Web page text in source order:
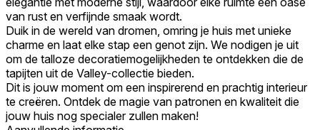
van rust en verfijnde smaak wordt.
Duik in de wereld van dromen, omring je huis met unieke
charme en laat elke stap een genot zijn. We nodigen je uit
om de talloze decoratiemogelijkheden te ontdekken die de
tapijten uit de Valley-collectie bieden.
Dit is jouw moment om een inspirerend en prachtig interieur
te creëren. Ontdek de magie van patronen en kwaliteit die
jouw huis nog specialer zullen maken!